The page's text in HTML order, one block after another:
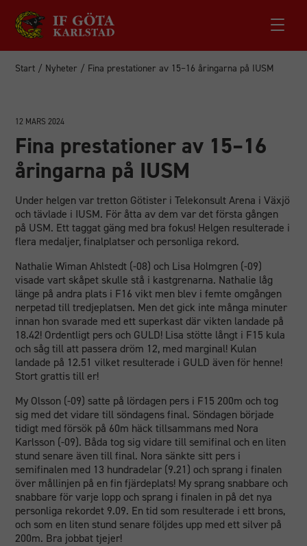
Start / Nyheter / Fina prestationer av 15–16 åringarna på IUSM
12 MARS 2024
Fina prestationer av 15–16
åringarna på IUSM
Under helgen var tretton Götister i Telekonsult Arena i Växjö
och tävlade i IUSM. För åtta av dem var det första gången
på USM. Ett taggat gäng med bra fokus! Helgen resulterade i
flera medaljer, finalplatser och personliga rekord.
Nathalie Wiman Ahlstedt (-08) och Lisa Holmgren (-09)
visade vart skåpet skulle stå i kastgrenarna. Nathalie låg
länge på andra plats i F16 vikt men blev i femte omgången
nerpetad till tredjeplatsen. Men det gick inte många minuter
innan hon svarade med ett superkast där vikten landade på
18.42! Ordentligt pers och GULD! Lisa stötte långt i F15 kula
och såg till att passera dröm 12, med marginal! Kulan
landade på 12.51 vilket resulterade i GULD även för henne!
Stort grattis till er!
My Olsson (-09) satte på lördagen pers i F15 200m och tog
sig med det vidare till söndagens final. Söndagen började
tidigt med försök på 60m häck tillsammans med Nora
Karlsson (-09). Båda tog sig vidare till semifinal och en liten
stund senare även till final. Nora sänkte sitt pers i
semifinalen med 13 hundradelar (9.21) och sprang i finalen
över mållinjen på en fin fjärdeplats! My sprang snabbare och
snabbare för varje lopp och sprang i finalen in på det nya
personliga rekordet 9.09. En tid som resulterade i ett brons,
och som en liten stund senare följdes upp med ett silver på
200m. Bra jobbat tjejer!